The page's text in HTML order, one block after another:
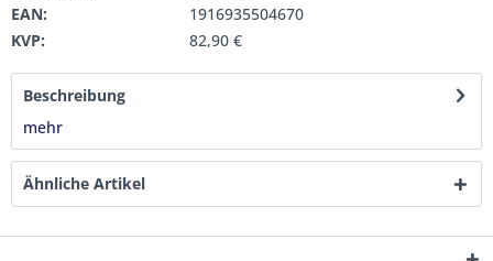
EAN:
1916935504670
KVP:
82,90 €
Beschreibung
mehr
Ähnliche Artikel